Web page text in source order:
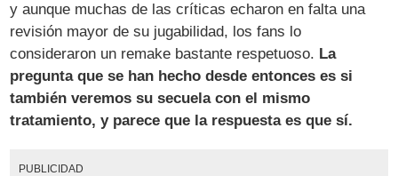
y aunque muchas de las críticas echaron en falta una
revisión mayor de su jugabilidad, los fans lo
consideraron un remake bastante respetuoso. La
pregunta que se han hecho desde entonces es si
también veremos su secuela con el mismo
tratamiento, y parece que la respuesta es que sí.
PUBLICIDAD